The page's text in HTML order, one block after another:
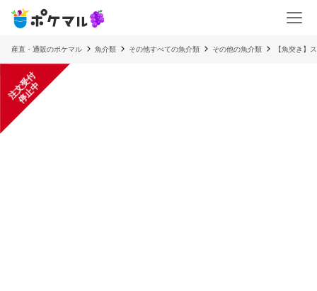
産直・通販のポケマル 魚介類 その他すべての魚介類 その他の魚介類 【魚突き】
注
文
受
付
停
止
中